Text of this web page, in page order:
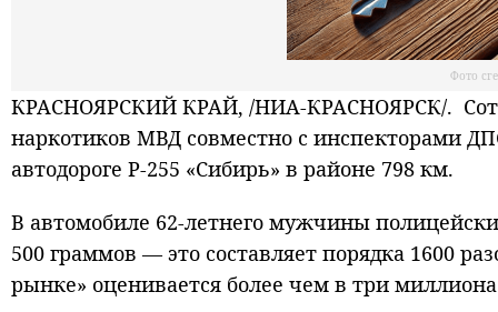
Фото
КРАСНОЯРСКИЙ КРАЙ, /НИА-КРАСНОЯРСК/.
наркотиков МВД совместно с инспекторами
автодороге Р-255 «Сибирь» в районе 798 км.
В автомобиле 62-летнего мужчины
500 граммов — это составляет порядка 1600
рынке» оценивается более чем в три